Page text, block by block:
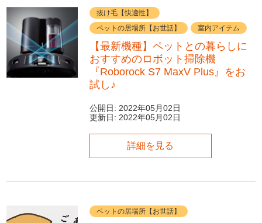
抜け毛【快適性】
ペットの居場所【お世話】
室内アイテム
【最新機種】ペットとの暮らしに
おすすめのロボット掃除機
『Roborock S7 MaxV Plus』をお
試し♪
公開日: 2022年05月02日
更新日: 2022年05月02日
詳細を見る
ペットの居場所【お世話】